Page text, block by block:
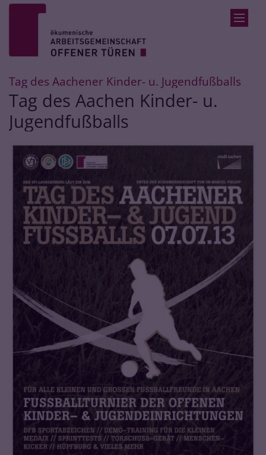
Zum Inhalt springen
Tag des Aachener Kinder- u. Jugendfußballs
Tag des Aachen Kinder- u.
Jugendfußballs